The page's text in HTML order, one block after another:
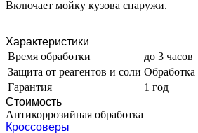
Включает мойку кузова снаружи.
Характеристики
Время обработки
до 3 часов
Защита от реагентов и соли
Гарантия
1 год
Стоимость
Антикоррозийная обработка
Кроссоверы